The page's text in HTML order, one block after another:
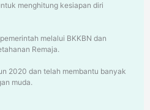
menghitung kesiapan diri
melalui BKKBN dan
Remaja.
2020 dan telah membantu banyak
muda.